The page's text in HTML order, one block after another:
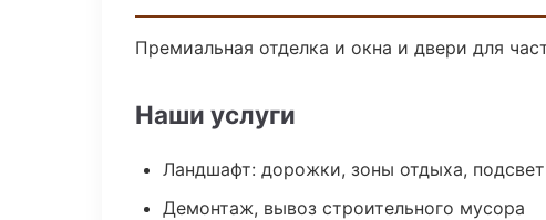
Премиальная отделка и окна и двери для
Наши услуги
Ландшафт: дорожки, зоны отдыха,
Демонтаж, вывоз строительного мусора